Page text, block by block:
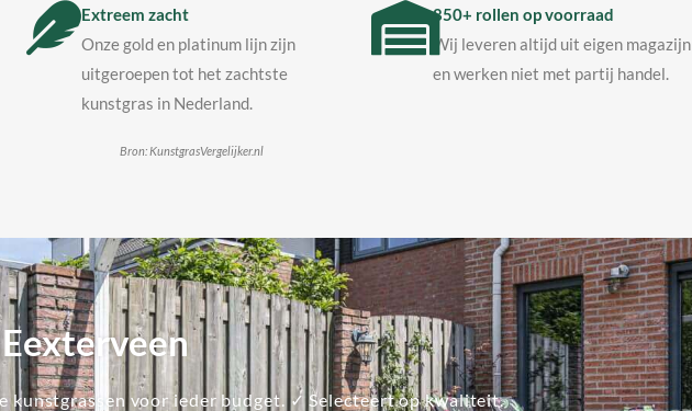
Extreem zacht
Onze gold en platinum lijn zijn
uitgeroepen tot het zachtste
kunstgras in Nederland.
Bron: KunstgrasVergelijker.nl
850+ rollen op voorraad
Wij leveren altijd uit eigen magazijn
en werken niet met partij handel.
kunstgrassen voor ieder budget. ✓ Selecteert op kwaliteit.